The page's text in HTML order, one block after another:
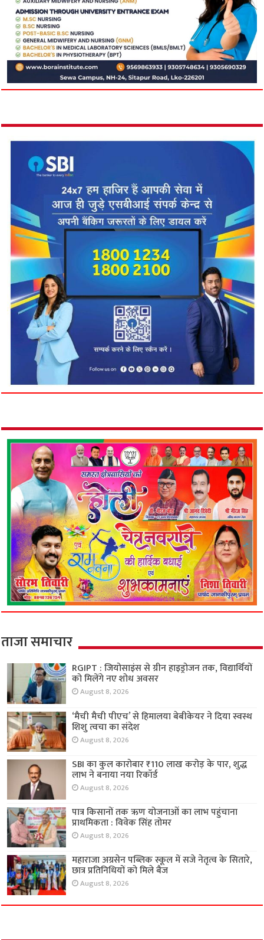
ताजा समाचार
RGIPT : जियोसाइंस से ग्रीन हाइड्रोजन तक, विद्यार्थियों
को मिलेंगे नए शोध अवसर
August 8, 2026
‘मैची मैची पीएच’ से हिमालया बेबीकेयर ने दिया स्वस्थ
शिशु त्वचा का संदेश
August 8, 2026
SBI का कुल कारोबार ₹110 लाख करोड़ के पार, शुद्ध
लाभ ने बनाया नया रिकॉर्ड
August 8, 2026
पात्र किसानों तक ऋण योजनाओं का लाभ पहुंचाना
प्राथमिकता : विवेक सिंह तोमर
August 8, 2026
महाराजा अग्रसेन पब्लिक स्कूल में सजे नेतृत्व के सितारे,
छात्र प्रतिनिधियों को मिले बैज
August 8, 2026